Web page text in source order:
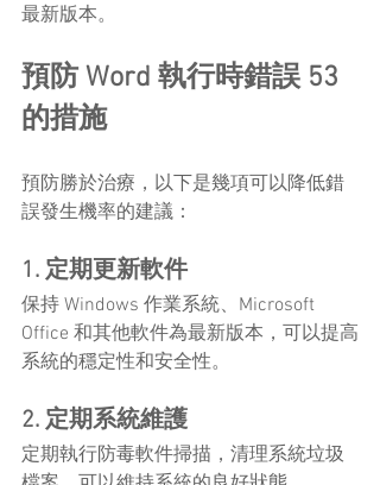
最新版本。
預防 Word 執行時錯誤 53
的措施
預防勝於治療，以下是幾項可以降低錯
誤發生機率的建議：
1. 定期更新軟件
保持 Windows 作業系統、Microsoft
Office 和其他軟件為最新版本，可以提高
系統的穩定性和安全性。
2. 定期系統維護
定期執行防毒軟件掃描，清理系統垃圾